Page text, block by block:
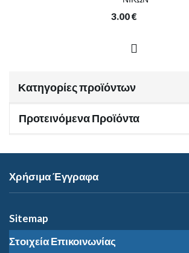
3.00€
Κατηγορίες προϊόντων
Προτεινόμενα Προϊόντα
Χρήσιμα Έγγραφα
Sitemap
Στοιχεία Επικοινωνίας